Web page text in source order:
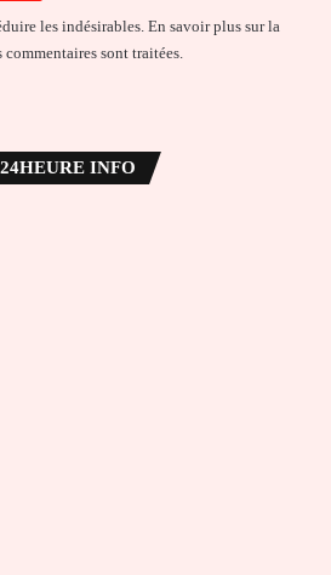
les indésirables. En savoir plus sur la
sont traitées
INFO